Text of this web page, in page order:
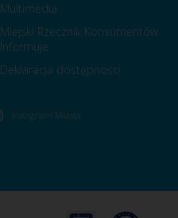
Multimedia
Miejski Rzecznik Konsumentów
Informuje
Deklaracja dostępności
Instagram Miasta